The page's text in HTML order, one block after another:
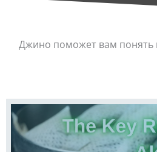
Джино поможет вам понять